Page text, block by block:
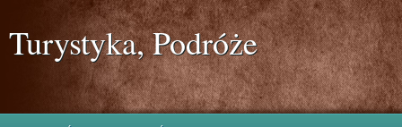
Turystyka, Podróże